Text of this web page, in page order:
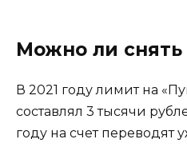
Можно ли снять
В 2021 году лимит на
составлял 3 тысячи
году на счет переводят